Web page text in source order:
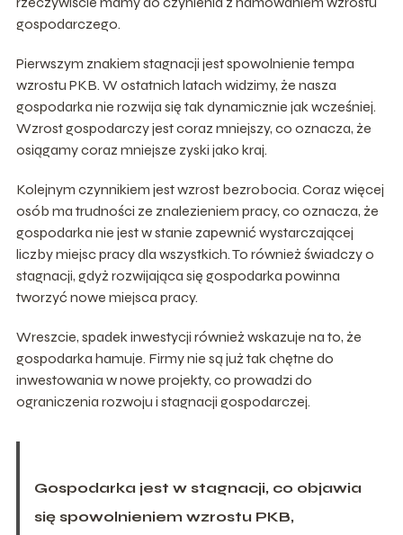
gospodarczego.
Pierwszym znakiem stagnacji jest spowolnienie tempa
wzrostu PKB. W ostatnich latach widzimy, że nasza
gospodarka nie rozwija się tak dynamicznie jak wcześniej.
Wzrost gospodarczy jest coraz mniejszy, co oznacza, że
osiągamy coraz mniejsze zyski jako kraj.
Kolejnym czynnikiem jest wzrost bezrobocia. Coraz więcej
osób ma trudności ze znalezieniem pracy, co oznacza, że
gospodarka nie jest w stanie zapewnić wystarczającej
liczby miejsc pracy dla wszystkich. To również świadczy o
stagnacji, gdyż rozwijająca się gospodarka powinna
tworzyć nowe miejsca pracy.
Wreszcie, spadek inwestycji również wskazuje na to, że
gospodarka hamuje. Firmy nie są już tak chętne do
inwestowania w nowe projekty, co prowadzi do
ograniczenia rozwoju i stagnacji gospodarczej.
Gospodarka jest w stagnacji, co objawia
się spowolnieniem wzrostu PKB,